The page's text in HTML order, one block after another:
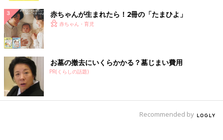
赤ちゃんが生まれたら！2冊の「たまひよ」
赤ちゃん・育児
お墓の撤去にいくらかかる？墓じまい費用
PR(くらしの話題)
Recommended by